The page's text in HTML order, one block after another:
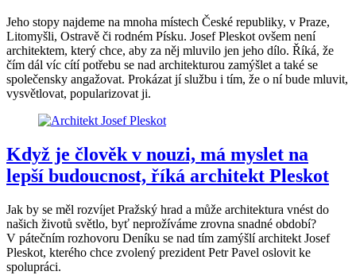
Jeho stopy najdeme na mnoha místech České republiky, v Praze,
Litomyšli, Ostravě či rodném Písku. Josef Pleskot ovšem není
architektem, který chce, aby za něj mluvilo jen jeho dílo. Říká, že
čím dál víc cítí potřebu se nad architekturou zamýšlet a také se
společensky angažovat. Prokázat jí službu i tím, že o ní bude mluvit,
vysvětlovat, popularizovat ji.
Když je člověk v nouzi, má myslet na
lepší budoucnost, říká architekt Pleskot
Jak by se měl rozvíjet Pražský hrad a může architektura vnést do
našich životů světlo, byť neprožíváme zrovna snadné období?
V pátečním rozhovoru Deníku se nad tím zamýšlí architekt Josef
Pleskot, kterého chce zvolený prezident Petr Pavel oslovit ke
spolupráci.